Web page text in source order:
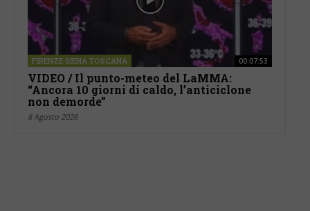
FIRENZE SIENA TOSCANA 00:07:53
VIDEO / Il punto-meteo del LaMMA:
“Ancora 10 giorni di caldo, l’anticiclone
non demorde”
8 Agosto 2026